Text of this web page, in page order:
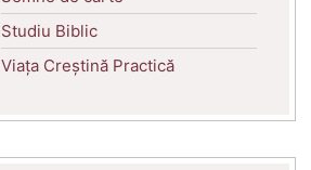
Studiu Biblic
Viața Creștină Practică